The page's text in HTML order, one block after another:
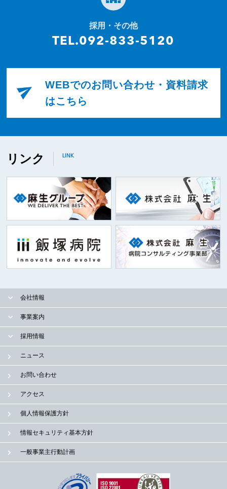
採用・その他
TEL.092-833-5120
WEBでのお問い合わせ・資料請求
はこちら
リンク LINK
会社情報
事業案内
採用情報
ニュース
お問い合わせ
アクセス
個人情報保護方針
情報セキュリティ基本方針
一般事業主行動計画